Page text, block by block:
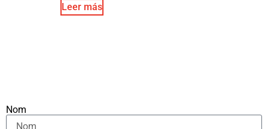
Leer más
Nom